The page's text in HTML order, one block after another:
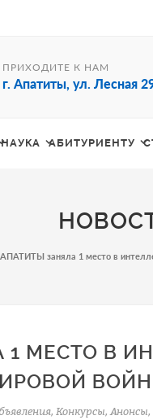
ПРИХОДИТЕ К НАМ
г. Апатиты, ул. Лесная
НАУКА АБИТУРИЕНТУ
заняла 1 место в
МЕСТО В
, Конкурсы, Анонсы,